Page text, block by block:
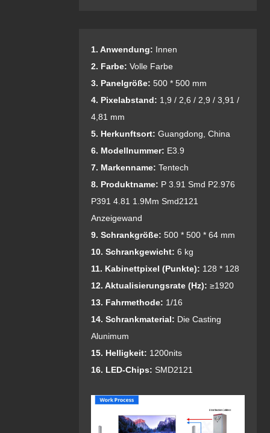
1. Anwendung: Innen
2. Farbe: Volle Farbe
3. Panelgröße: 500 * 500 mm
4. Pixelabstand: 1,9 / 2,6 / 2,9 / 3,91 /
4,81 mm
5. Herkunftsort: Guangdong, China
6. Modellnummer: E3.9
7. Markenname: Tentech
8. Produktname: P 3.91 Smd P2.976
P391 4.81 1.9Mm Smd2121
Anzeigewand
9. Schrankgröße: 500 * 500 * 64 mm
10. Schrankgewicht: 6 kg
11. Kabinettpixel (Punkte): 128 * 128
12. Aktualisierungsrate (Hz): ≥1920
13. Fahrmethode: 1/16
14. Schrankmaterial: Die Casting
Alunimum
15. Helligkeit: 1200nits
16. LED-Chips: SMD2121